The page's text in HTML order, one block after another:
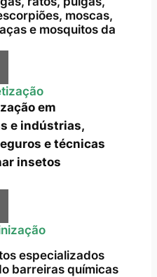
moscas,
e mosquitos da
em
e indústrias,
e técnicas
insetos
especializados
barreiras químicas